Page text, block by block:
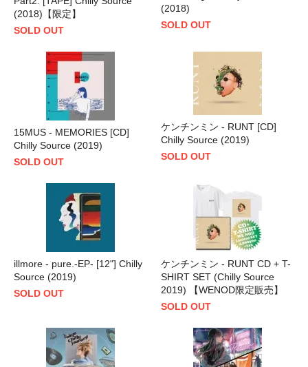
(2018)【限定】
SOLD OUT
(2018)
SOLD OUT
15MUS - MEMORIES [CD]
Chilly Source (2019)
SOLD OUT
ケンチンミン - RUNT [CD]
Chilly Source (2019)
SOLD OUT
illmore - pure.-EP- [12"] Chilly
Source (2019)
SOLD OUT
ケンチンミン - RUNT CD + T-
SHIRT SET (Chilly Source
2019) 【WENOD限定販売】
SOLD OUT